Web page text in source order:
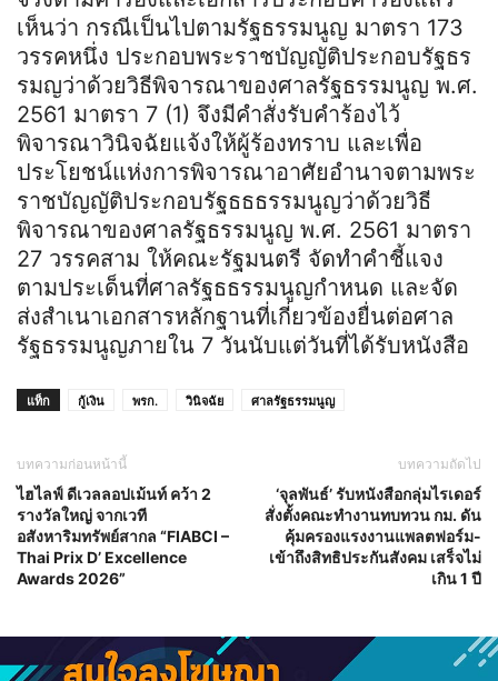
เห็นว่า กรณีเป็นไปตามรัฐธรรมนูญ มาตรา 173
วรรคหนึ่ง ประกอบพระราชบัญญัติประกอบรัฐธร
รมญว่าด้วยวิธีพิจารณาของศาลรัฐธรรมนูญ พ.ศ.
2561 มาตรา 7 (1) จึงมีคำสั่งรับคำร้องไว้
พิจารณาวินิจฉัยแจ้งให้ผู้ร้องทราบ และเพื่อ
ประโยชน์แห่งการพิจารณาอาศัยอำนาจตามพระ
ราชบัญญัติประกอบรัฐธธธรรมนูญว่าด้วยวิธี
พิจารณาของศาลรัฐธรรมนูญ พ.ศ. 2561 มาตรา
27 วรรคสาม ให้คณะรัฐมนตรี จัดทำคำชี้แจง
ตามประเด็นที่ศาลรัฐธธรรมนูญกำหนด และจัด
ส่งสำเนาเอกสารหลักฐานที่เกี่ยวข้องยื่นต่อศาล
รัฐธรรมนูญภายใน 7 วันนับแต่วันที่ได้รับหนังสือ
แท็ก กู้เงิน พรก. วินิจฉัย ศาลรัฐธรรมนูญ
บทความก่อนหน้านี้
ไฮไลฟ์ ดีเวลลอปเม้นท์ คว้า 2
รางวัลใหญ่ จากเวที
อสังหาริมทรัพย์สากล “FIABCI –
Thai Prix D’ Excellence
Awards 2026”
บทความถัดไป
‘จุลพันธ์’ รับหนังสือกลุ่มไรเดอร์
สั่งตั้งคณะทำงานทบทวน กม. ดัน
คุ้มครองแรงงานแพลตฟอร์ม-
เข้าถึงสิทธิประกันสังคม เสร็จไม่
เกิน 1 ปี